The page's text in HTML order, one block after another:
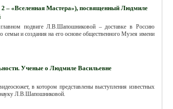
– «Вселенная Мастера»), посвященный Людмиле
подвиге Л.В.Шапошниковой – доставке в Россию
семьи и создания на его основе общественного Музея имени
Ученые о Людмиле Васильевне
в котором представлены выступления известных
Л.В.Шапошниковой.